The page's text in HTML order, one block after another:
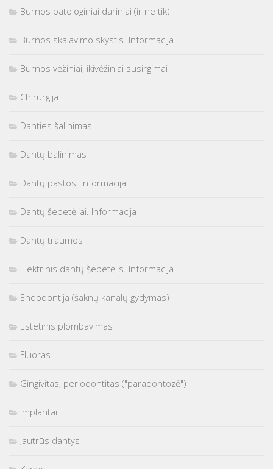
Burnos patologiniai dariniai (ir ne tik)
Burnos skalavimo skystis. Informacija
Burnos vėžiniai, ikivėžiniai susirgimai
Chirurgija
Danties šalinimas
Dantų balinimas
Dantų pastos. Informacija
Dantų šepetėliai. Informacija
Dantų traumos
Elektrinis dantų šepetėlis. Informacija
Endodontija (šaknų kanalų gydymas)
Estetinis plombavimas
Fluoras
Gingivitas, periodontitas ("paradontozė")
Implantai
Jautrūs dantys